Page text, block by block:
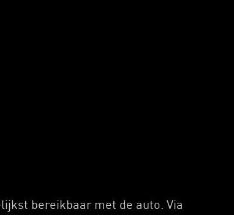
bereikbaar met de auto. Via